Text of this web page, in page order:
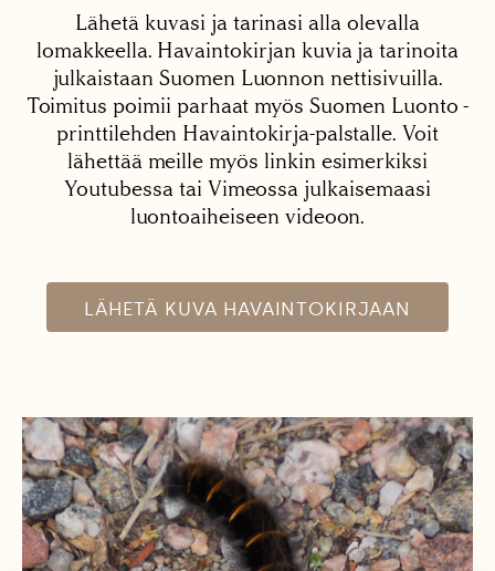
Lähetä kuvasi ja tarinasi alla olevalla
lomakkeella. Havaintokirjan kuvia ja tarinoita
julkaistaan Suomen Luonnon nettisivuilla.
Toimitus poimii parhaat myös Suomen Luonto -
printtilehden Havaintokirja-palstalle. Voit
lähettää meille myös linkin esimerkiksi
Youtubessa tai Vimeossa julkaisemaasi
luontoaiheiseen videoon.
LÄHETÄ KUVA HAVAINTOKIRJAAN